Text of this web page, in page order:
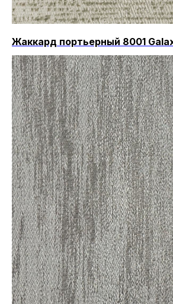
Жаккард портьерный 8001